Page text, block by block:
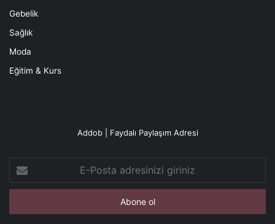
Gebelik
Sağlık
Moda
Eğitim & Kurs
Addob | Faydalı Paylaşım Adresi
Posta
adresinizi